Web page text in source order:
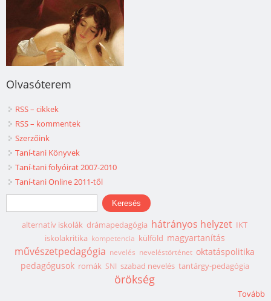
Olvasóterem
RSS – cikkek
RSS – kommentek
Szerzőink
Taní-tani Könyvek
Taní-tani folyóirat 2007-2010
Taní-tani Online 2011-től
Keresés űrlap
Keresés
alternatív iskolák drámapedagógia hátrányos helyzet IKT
iskolakritika kompetencia külföld magyartanítás
művészetpedagógia nevelés neveléstörténet oktatáspolitika
pedagógusok romák SNI szabad nevelés tantárgy-pedagógia
örökség
Tovább